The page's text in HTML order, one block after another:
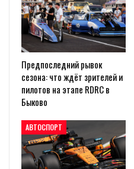
Предпоследний рывок
сезона: что ждёт зрителей и
пилотов на этапе RDRC в
Быково
АВТОСПОРТ